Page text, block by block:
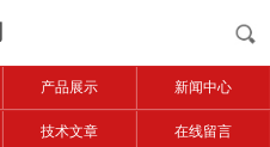
产品展示 新闻中心
技术文章 在线留言